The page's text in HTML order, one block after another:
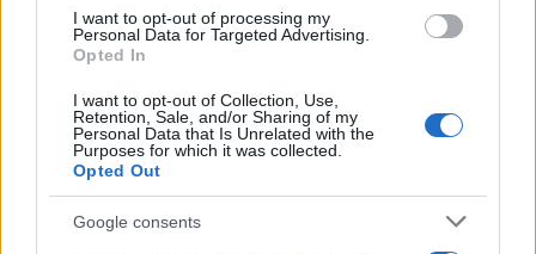
I want to opt-out of processing my
Personal Data for Targeted Advertising.
Opted In
I want to opt-out of Collection, Use,
Retention, Sale, and/or Sharing of my
Personal Data that Is Unrelated with the
Purposes for which it was collected.
Opted Out
Google consents
social degli antagonisti –È stato espulso in
Maroccoed è stato deportato dall’aeroporto di
Malpensa “ha impedito la deportazione di un’altra
persona”.